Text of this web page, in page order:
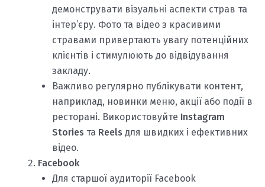
демонструвати візуальні аспекти страв та
інтер’єру. Фото та відео з красивими
стравами привертають увагу потенційних
клієнтів і стимулюють до відвідування
закладу.
Важливо регулярно публікувати контент,
наприклад, новинки меню, акції або події в
ресторані. Використовуйте Instagram
Stories та Reels для швидких і ефективних
відео.
Facebook
Для старшої аудиторії Facebook